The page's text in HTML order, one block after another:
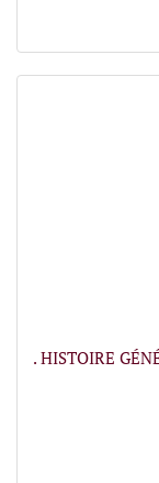
. HISTOIRE